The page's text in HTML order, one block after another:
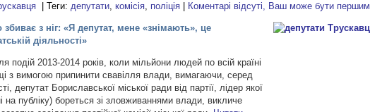
| Теги:депутати,комісія, поліція Коментарі відсуті, Ваш може бути першим
збиває з ніг: «Я депутат, мене «знімають», це
діяльності»
подій 2013-2014 років, коли мільйони людей по всій країні
з вимогою припинити свавілля влади, вимагаючи, серед
депутат Бориславської міської ради від партії, лідер якої
на публіку) бореться зі зловживаннями влади, викличе